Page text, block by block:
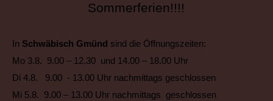
Sommerferien!!!!
In Schwäbisch Gmünd sind die Öffnungszeiten:
Mo 3.8. 9.00 – 12.30 und 14.00 – 18.00 Uhr
Di 4.8. 9.00 - 13.00 Uhr nachmittags geschlossen
Mi 5.8. 9.00 – 13.00 Uhr nachmittags geschlossen